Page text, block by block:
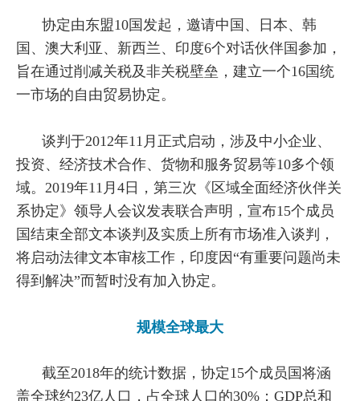
协定由东盟10国发起，邀请中国、日本、韩
国、澳大利亚、新西兰、印度6个对话伙伴国参加，
旨在通过削减关税及非关税壁垒，建立一个16国统
一市场的自由贸易协定。
谈判于2012年11月正式启动，涉及中小企业、
投资、经济技术合作、货物和服务贸易等10多个领
域。2019年11月4日，第三次《区域全面经济伙伴关
系协定》领导人会议发表联合声明，宣布15个成员
国结束全部文本谈判及实质上所有市场准入谈判，
将启动法律文本审核工作，印度因“有重要问题尚未
得到解决”而暂时没有加入协定。
规模全球最大
截至2018年的统计数据，协定15个成员国将涵
盖全球约23亿人口，占全球人口的30%；GDP总和